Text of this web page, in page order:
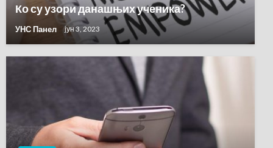
Ко су узори данашњих ученика?
УНС Панел јун 3, 2023